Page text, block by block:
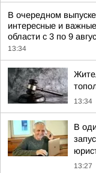
В очередном выпуске
интересные и
области с 3 по 9
13:34
13:34
В
13:27